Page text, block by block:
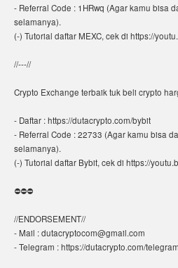
- Referral Code : 1HRwq (Agar kamu bisa
selamanya).
(-) Tutorial daftar MEXC, cek di https://
//---//
Crypto Exchange terbaik tuk beli crypto
- Daftar : https://dutacrypto.com/bybit
- Referral Code : 22733 (Agar kamu bisa
selamanya).
(-) Tutorial daftar Bybit, cek di https://
⛔️⛔️⛔️
//ENDORSEMENT//
- Mail : dutacryptocom@gmail.com
- Telegram : https://dutacrypto.com/telegram